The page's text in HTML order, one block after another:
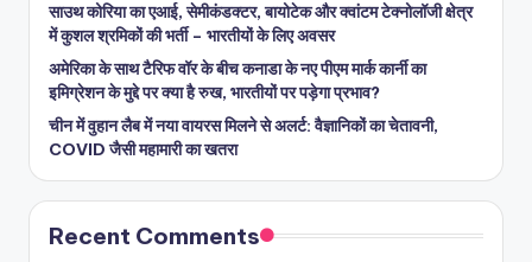
साउथ कोरिया का एआई, सेमीकंडक्टर, बायोटेक और क्वांटम टेक्नोलॉजी क्षेत्र
में कुशल श्रमिकों की भर्ती – भारतीयों के लिए अवसर
अमेरिका के साथ टैरिफ वॉर के बीच कनाडा के नए पीएम मार्क कार्नी का
इमिग्रेशन के मुद्दे पर क्या है रुख, भारतीयों पर पड़ेगा प्रभाव?
चीन में वुहान लैब में नया वायरस मिलने से अलर्ट: वैज्ञानिकों का चेतावनी,
COVID जैसी महामारी का खतरा
Recent Comments